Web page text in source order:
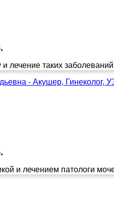
и лечение таких
- Акушер, Гинеколог,
и лечением патологи